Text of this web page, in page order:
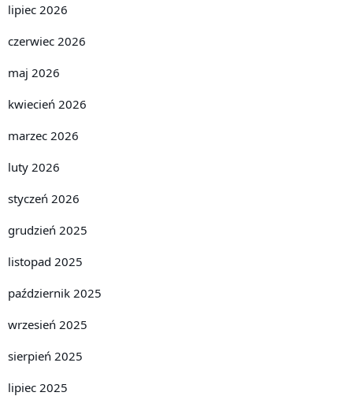
lipiec 2026
czerwiec 2026
maj 2026
kwiecień 2026
marzec 2026
luty 2026
styczeń 2026
grudzień 2025
listopad 2025
październik 2025
wrzesień 2025
sierpień 2025
lipiec 2025